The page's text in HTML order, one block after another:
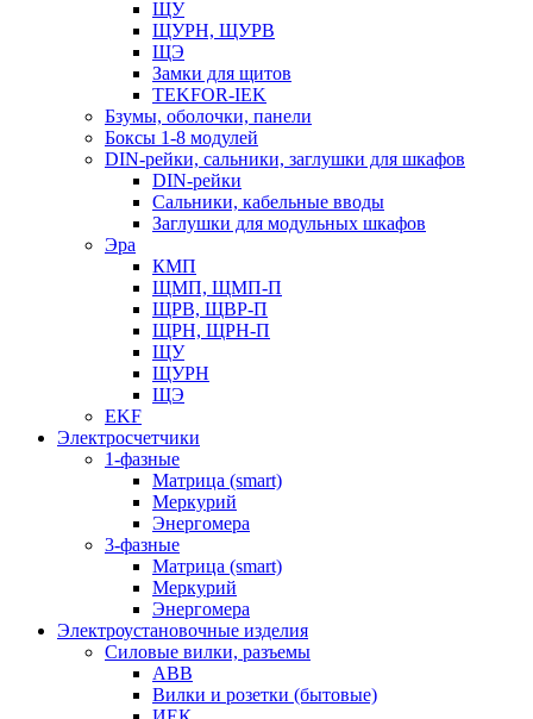
ЩУ
ЩУРН, ЩУРВ
ЩЭ
Замки для щитов
TEKFOR-IEK
Бзумы, оболочки, панели
Боксы 1-8 модулей
DIN-рейки, сальники, заглушки для шкафов
DIN-рейки
Сальники, кабельные вводы
Заглушки для модульных шкафов
Эра
КМП
ЩМП, ЩМП-П
ЩРВ, ЩВР-П
ЩРН, ЩРН-П
ЩУ
ЩУРН
ЩЭ
EKF
Электросчетчики
1-фазные
Матрица (smart)
Меркурий
Энергомера
3-фазные
Матрица (smart)
Меркурий
Энергомера
Электроустановочные изделия
Силовые вилки, разъемы
ABB
Вилки и розетки (бытовые)